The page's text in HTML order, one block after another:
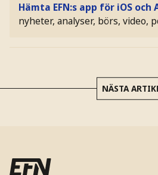
Hämta EFN:s app för iOS och
nyheter, analyser, börs, video,
NÄSTA